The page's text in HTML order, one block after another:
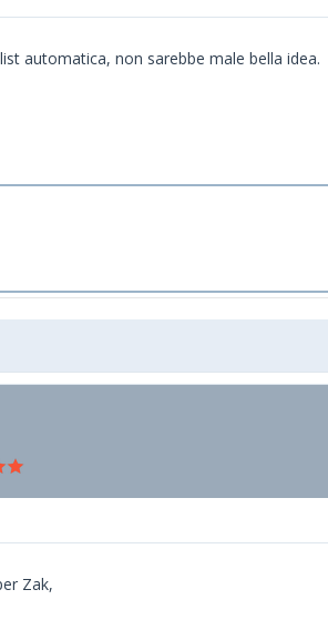
automatica, non sarebbe male bella idea.
Zak,